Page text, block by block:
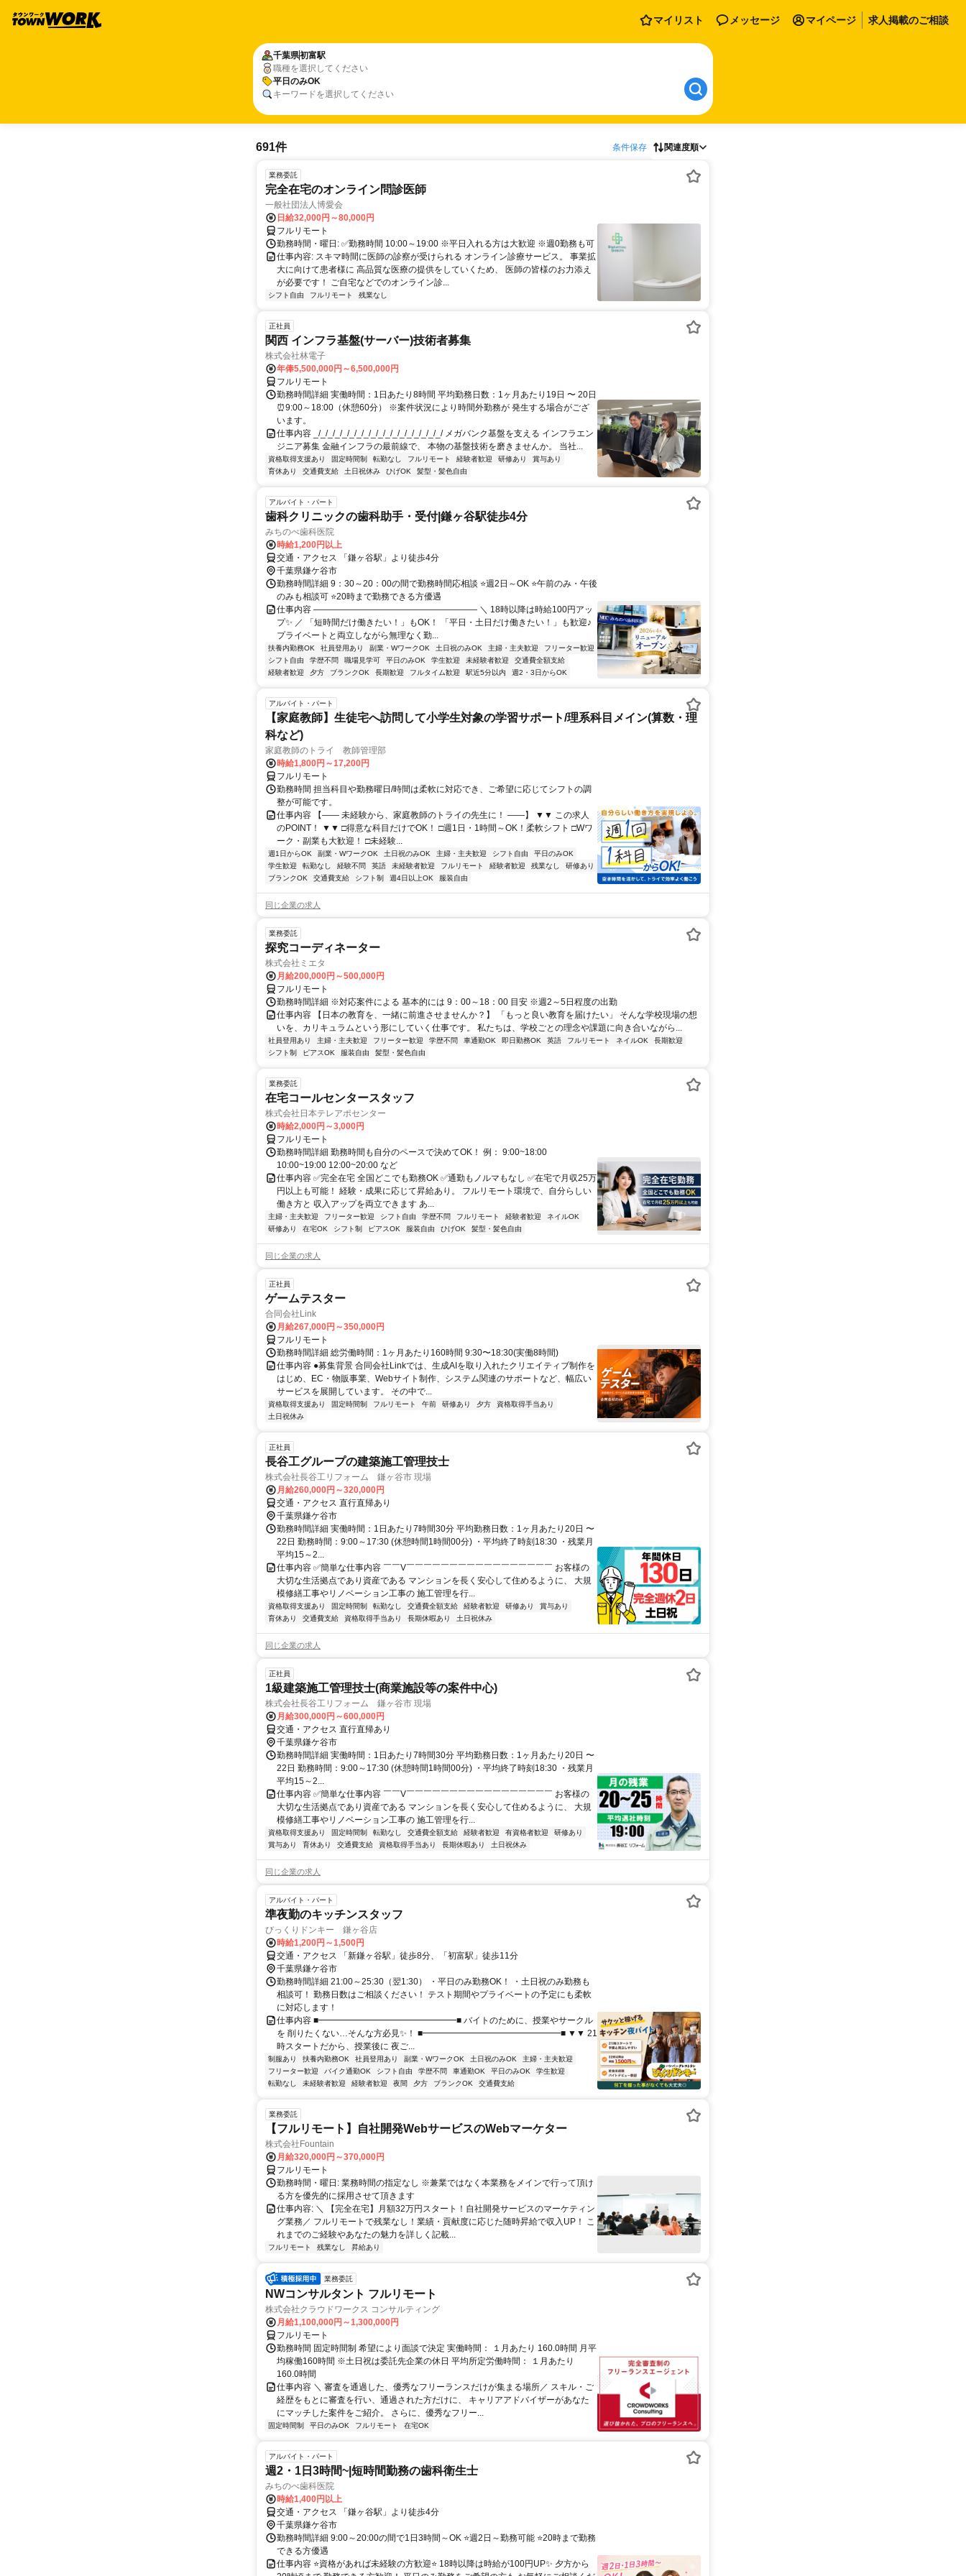
マイリスト メッセージ マイページ 求人掲載のご相談
千葉県初富駅
職種を選択してください
平日のみOK
キーワードを選択してください
691件 条件保存 関連度順
業務委託
完全在宅のオンライン問診医師
一般社団法人博愛会
日給32,000円～80,000円
フルリモート
勤務時間・曜日: ✅勤務時間 10:00～19:00 ※平日入れる方は大歓迎 ※週0勤務も可
仕事内容: スキマ時間に医師の診察が受けられる オンライン診療サービス。 事業拡
大に向けて患者様に 高品質な医療の提供をしていくため、 医師の皆様のお力添え
が必要です！ ご自宅などでのオンライン診...
シフト自由 フルリモート 残業なし
正社員
関西 インフラ基盤(サーバー)技術者募集
株式会社林電子
年俸5,500,000円～6,500,000円
フルリモート
勤務時間詳細 実働時間：1日あたり8時間 平均勤務日数：1ヶ月あたり19日 〜 20日
⏰9:00～18:00（休憩60分） ※案件状況により時間外勤務が 発生する場合がござ
います。
仕事内容 _/_/_/_/_/_/_/_/_/_/_/_/_/_/_/_/_/_/ メガバンク基盤を支える インフラエン
ジニア募集 金融インフラの最前線で、 本物の基盤技術を磨きませんか。 当社...
資格取得支援あり 固定時間制 転勤なし フルリモート 経験者歓迎 研修あり
賞与あり
育休あり
交通費支給 土日祝休み ひげOK 髪型・髪色自由
アルバイト・パート
歯科クリニックの歯科助手・受付|鎌ヶ谷駅徒歩4分
みちのべ歯科医院
時給1,200円以上
交通・アクセス 「鎌ヶ谷駅」より徒歩4分
千葉県鎌ケ谷市
勤務時間詳細 9：30～20：00の間で勤務時間応相談 ⭐週2日～OK ⭐午前のみ・午後
のみも相談可 ⭐20時まで勤務できる方優遇
仕事内容 ――――――――――――――――――― ＼ 18時以降は時給100円アッ
プ✨ ／ 「短時間だけ働きたい！」もOK！ 「平日・土日だけ働きたい！」も歓迎♪
プライベートと両立しながら無理なく勤...
扶養内勤務OK 社員登用あり 副業・WワークOK 土日祝のみOK 主婦・主夫歓迎
フリーター歓迎
シフト自由
学歴不問 職場見学可 平日のみOK 学生歓迎 未経験者歓迎
交通費全額支給
経験者歓迎
夕方 ブランクOK 長期歓迎 フルタイム歓迎 駅近5分以内 週2・3日からOK
アルバイト・パート
【家庭教師】生徒宅へ訪問して小学生対象の学習サポート/理系科目メイン(算数・理
科など)
家庭教師のトライ 教師管理部
時給1,800円～17,200円
フルリモート
勤務時間 担当科目や勤務曜日/時間は柔軟に対応でき、ご希望に応じてシフトの調
整が可能です。
仕事内容 【―― 未経験から、家庭教師のトライの先生に！ ――】 ▼▼ この求人
のPOINT！ ▼▼ □得意な科目だけでOK！ □週1日・1時間～OK！柔軟シフト □Wワ
ーク・副業も大歓迎！ □未経験...
週1日からOK 副業・WワークOK 土日祝のみOK 主婦・主夫歓迎 シフト自由
平日のみOK
学生歓迎
転勤なし 経験不問 英語 未経験者歓迎 フルリモート 経験者歓迎 残業なし
研修あり
ブランクOK
交通費支給 シフト制 週4日以上OK 服装自由
同じ企業の求人
業務委託
探究コーディネーター
株式会社ミエタ
月給200,000円～500,000円
フルリモート
勤務時間詳細 ※対応案件による 基本的には 9：00～18：00 目安 ※週2～5日程度の出勤
仕事内容 【日本の教育を、一緒に前進させませんか？】 「もっと良い教育を届けたい」 そんな学校現場の想
いを、カリキュラムという形にしていく仕事です。 私たちは、学校ごとの理念や課題に向き合いながら...
社員登用あり 主婦・主夫歓迎 フリーター歓迎 学歴不問 車通勤OK 即日勤務OK 英語 フルリモート ネイルOK
長期歓迎
シフト制
ピアスOK 服装自由 髪型・髪色自由
業務委託
在宅コールセンタースタッフ
株式会社日本テレアポセンター
時給2,000円～3,000円
フルリモート
勤務時間詳細 勤務時間も自分のペースで決めてOK！ 例： 9:00~18:00
10:00~19:00 12:00~20:00 など
仕事内容 ✅完全在宅 全国どこでも勤務OK ✅通勤もノルマもなし ✅在宅で月収25万
円以上も可能！ 経験・成果に応じて昇給あり。 フルリモート環境で、自分らしい
働き方と 収入アップを両立できます あ...
主婦・主夫歓迎 フリーター歓迎 シフト自由 学歴不問 フルリモート 経験者歓迎
ネイルOK
研修あり
在宅OK シフト制 ピアスOK 服装自由 ひげOK 髪型・髪色自由
同じ企業の求人
正社員
ゲームテスター
合同会社Link
月給267,000円～350,000円
フルリモート
勤務時間詳細 総労働時間：1ヶ月あたり160時間 9:30〜18:30(実働8時間)
仕事内容 ●募集背景 合同会社Linkでは、生成AIを取り入れたクリエイティブ制作を
はじめ、EC・物販事業、Webサイト制作、システム関連のサポートなど、幅広い
サービスを展開しています。 その中で...
資格取得支援あり 固定時間制 フルリモート 午前 研修あり 夕方
資格取得手当あり
土日祝休み
正社員
長谷工グループの建築施工管理技士
株式会社長谷工リフォーム 鎌ヶ谷市 現場
月給260,000円～320,000円
交通・アクセス 直行直帰あり
千葉県鎌ケ谷市
勤務時間詳細 実働時間：1日あたり7時間30分 平均勤務日数：1ヶ月あたり20日 〜
22日 勤務時間：9:00～17:30 (休憩時間1時間00分) ・平均終了時刻18:30 ・残業月
平均15～2...
仕事内容 ✅簡単な仕事内容 ￣￣V￣￣￣￣￣￣￣￣￣￣￣￣￣￣￣￣￣ お客様の
大切な生活拠点であり資産である マンションを長く安心して住めるように、 大規
模修繕工事やリノベーション工事の 施工管理を行...
資格取得支援あり 固定時間制 転勤なし 交通費全額支給 経験者歓迎 研修あり
賞与あり
育休あり
交通費支給 資格取得手当あり 長期休暇あり 土日祝休み
同じ企業の求人
正社員
1級建築施工管理技士(商業施設等の案件中心)
株式会社長谷工リフォーム 鎌ヶ谷市 現場
月給300,000円～600,000円
交通・アクセス 直行直帰あり
千葉県鎌ケ谷市
勤務時間詳細 実働時間：1日あたり7時間30分 平均勤務日数：1ヶ月あたり20日 〜
22日 勤務時間：9:00～17:30 (休憩時間1時間00分) ・平均終了時刻18:30 ・残業月
平均15～2...
仕事内容 ✅簡単な仕事内容 ￣￣V￣￣￣￣￣￣￣￣￣￣￣￣￣￣￣￣￣ お客様の
大切な生活拠点であり資産である マンションを長く安心して住めるように、 大規
模修繕工事やリノベーション工事の 施工管理を行...
資格取得支援あり 固定時間制 転勤なし 交通費全額支給 経験者歓迎 有資格者歓迎
研修あり
賞与あり
育休あり 交通費支給 資格取得手当あり 長期休暇あり 土日祝休み
同じ企業の求人
アルバイト・パート
準夜勤のキッチンスタッフ
びっくりドンキー 鎌ヶ谷店
時給1,200円～1,500円
交通・アクセス 「新鎌ヶ谷駅」徒歩8分、「初富駅」徒歩11分
千葉県鎌ケ谷市
勤務時間詳細 21:00～25:30（翌1:30） ・平日のみ勤務OK！ ・土日祝のみ勤務も
相談可！ 勤務日数はご相談ください！ テスト期間やプライベートの予定にも柔軟
に対応します！
仕事内容 ■━━━━━━━━━━━━━━━━■ バイトのために、授業やサークル
を 削りたくない…そんな方必見✨！ ■━━━━━━━━━━━━━━━━■ ▼▼ 21
時スタートだから、授業後に 夜ご...
制服あり 扶養内勤務OK 社員登用あり 副業・WワークOK 土日祝のみOK
主婦・主夫歓迎
フリーター歓迎
バイク通勤OK シフト自由 学歴不問 車通勤OK 平日のみOK
学生歓迎
転勤なし
未経験者歓迎 経験者歓迎 夜間 夕方 ブランクOK 交通費支給
業務委託
【フルリモート】自社開発WebサービスのWebマーケター
株式会社Fountain
月給320,000円～370,000円
フルリモート
勤務時間・曜日: 業務時間の指定なし ※兼業ではなく本業務をメインで行って頂け
る方を優先的に採用させて頂きます
仕事内容: ＼ 【完全在宅】月額32万円スタート！自社開発サービスのマーケティン
グ業務／ フルリモートで残業なし！業績・貢献度に応じた随時昇給で収入UP！ こ
れまでのご経験やあなたの魅力を詳しく記載...
フルリモート 残業なし 昇給あり
業務委託
NWコンサルタント フルリモート
株式会社クラウドワークス コンサルティング
月給1,100,000円～1,300,000円
フルリモート
勤務時間 固定時間制 希望により面談で決定 実働時間： １月あたり 160.0時間 月平
均稼働160時間 ※土日祝は委託先企業の休日 平均所定労働時間： １月あたり
160.0時間
仕事内容 ＼ 審査を通過した、優秀なフリーランスだけが集まる場所／ スキル・ご
経歴をもとに審査を行い、通過された方だけに、 キャリアアドバイザーがあなた
にマッチした案件をご紹介。 さらに、優秀なフリー...
固定時間制 平日のみOK フルリモート 在宅OK
アルバイト・パート
週2・1日3時間~|短時間勤務の歯科衛生士
みちのべ歯科医院
時給1,400円以上
交通・アクセス 「鎌ヶ谷駅」より徒歩4分
千葉県鎌ケ谷市
勤務時間詳細 9:00～20:00の間で1日3時間～OK ⭐週2日～勤務可能 ⭐20時まで勤務
できる方優遇
仕事内容 ⭐資格があれば未経験の方歓迎⭐ 18時以降は時給が100円UP✨ 夕方から